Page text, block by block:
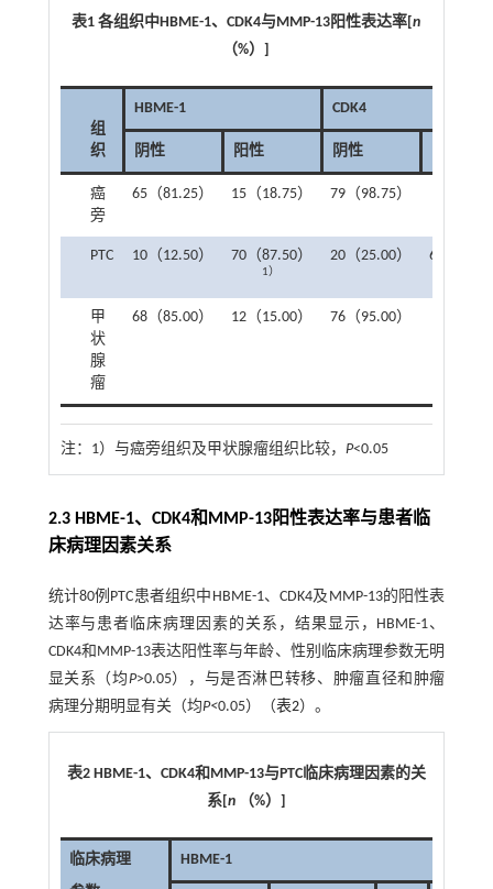
表1 各组织中HBME-1、CDK4与MMP-13阳性表达率[n
（%）]
组
织
HBME-1 CDK4
阴性 阳性 阴性
癌
旁
65（81.25） 15（18.75） 79（98.75）
PTC 10（12.50） 70（87.50）
1）
20（25.00） 60（
甲
状
腺
瘤
68（85.00） 12（15.00） 76（95.00）
注： 1）与癌旁组织及甲状腺瘤组织比较， P<0.05
2.3 HBME-1、CDK4和MMP-13阳性表达率与患者临
床病理因素关系
统计80例PTC患者组织中HBME-1、CDK4及MMP-13的阳性表
达率与患者临床病理因素的关系，结果显示，HBME-1、
CDK4和MMP-13表达阳性率与年龄、性别临床病理参数无明
显关系（均P>0.05），与是否淋巴转移、肿瘤直径和肿瘤
病理分期明显有关（均P<0.05）（表2）。
表2 HBME-1、 CDK4和 MMP-13与PTC临床病理因素的关
系[n（%） ]
临床病理
HBME-1